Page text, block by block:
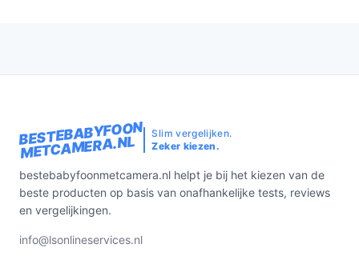
BESTEBABYFOON
METCAMERA.NL
Slim vergelijken.
Zeker kiezen.
bestebabyfoonmetcamera.nl helpt je bij het kiezen van de
beste producten op basis van onafhankelijke tests, reviews
en vergelijkingen.
info@lsonlineservices.nl